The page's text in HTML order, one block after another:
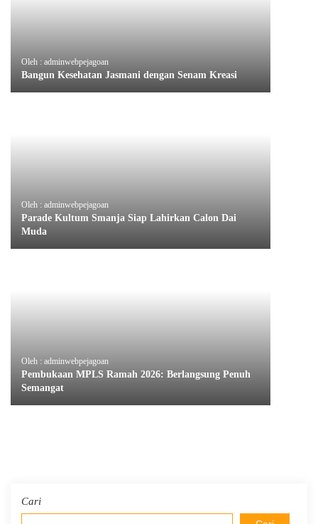
Oleh : adminwebpejagoan
Bangun Kesehatan Jasmani dengan Senam Kreasi
Oleh : adminwebpejagoan
Parade Kultum Smanja Siap Lahirkan Calon Dai
Muda
Oleh : adminwebpejagoan
Pembukaan MPLS Ramah 2026: Berlangsung Penuh
Semangat
Cari